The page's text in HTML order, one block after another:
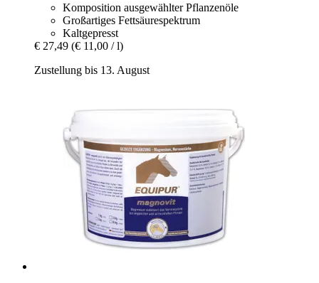
Komposition ausgewählter Pflanzenöle
Großartiges Fettsäurespektrum
Kaltgepresst
€ 27,49 (€ 11,00 / l)
Zustellung bis 13. August